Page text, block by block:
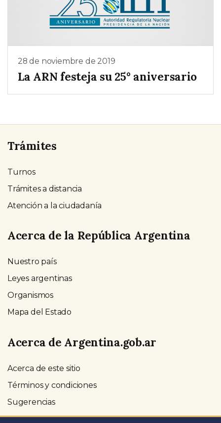
28 de noviembre de 2019
La ARN festeja su 25° aniversario
Trámites
Turnos
Trámites a distancia
Atención a la ciudadanía
Acerca de la República Argentina
Nuestro país
Leyes argentinas
Organismos
Mapa del Estado
Acerca de Argentina.gob.ar
Acerca de este sitio
Términos y condiciones
Sugerencias